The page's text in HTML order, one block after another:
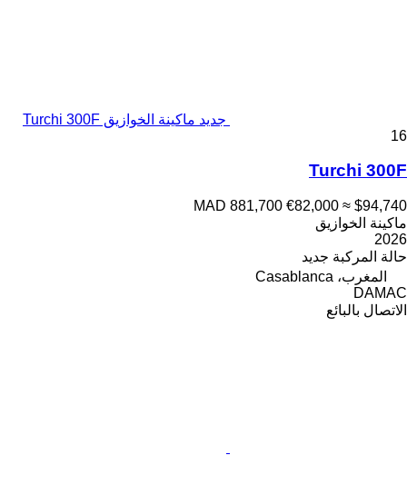
جديد ماكينة الخوازيق Turchi 300F
16
Turchi 300F
MAD 881,700 €82,000 ≈ $94,740
ماكينة الخوازيق
2026
حالة المركبة جديد
المغرب، Casablanca
DAMAC
الاتصال بالبائع